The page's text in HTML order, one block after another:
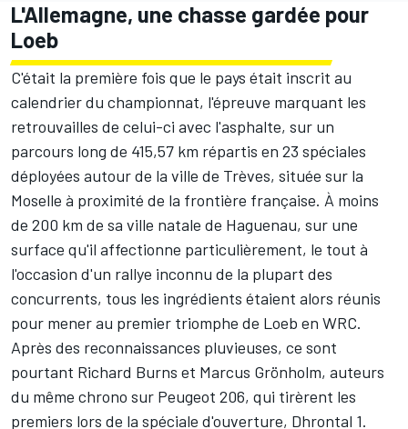
L'Allemagne, une chasse gardée pour
Loeb
C'était la première fois que le pays était inscrit au
calendrier du championnat, l'épreuve marquant les
retrouvailles de celui-ci avec l'asphalte, sur un
parcours long de 415,57 km répartis en 23 spéciales
déployées autour de la ville de Trèves, située sur la
Moselle à proximité de la frontière française. À moins
de 200 km de sa ville natale de Haguenau, sur une
surface qu'il affectionne particulièrement, le tout à
l'occasion d'un rallye inconnu de la plupart des
concurrents, tous les ingrédients étaient alors réunis
pour mener au premier triomphe de Loeb en WRC.
Après des reconnaissances pluvieuses, ce sont
pourtant Richard Burns et Marcus Grönholm, auteurs
du même chrono sur Peugeot 206, qui tirèrent les
premiers lors de la spéciale d'ouverture, Dhrontal 1.